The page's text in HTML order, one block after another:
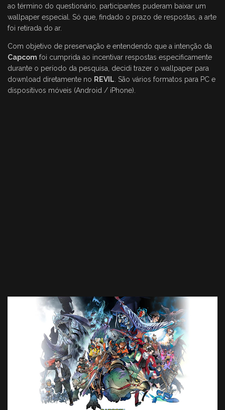
ao término do questionário, participantes puderam baixar um
wallpaper especial. Só que, findado o prazo de respostas, a arte
foi retirada do ar.
Com objetivo de preservação e entendendo que a intenção da
Capcom foi cumprida ao incentivar respostas especificamente
durante o período da pesquisa, decidi trazer o wallpaper para
download diretamente no REVIL. São vários formatos para PC e
dispositivos móveis (Android / iPhone).